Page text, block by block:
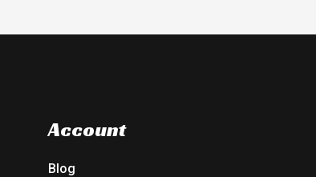
Account
Blog